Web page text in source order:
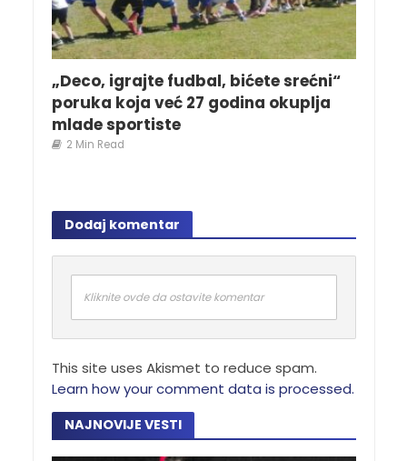
„Deco, igrajte fudbal, bićete srećni“
poruka koja već 27 godina okuplja
mlade sportiste
2 Min Read
Dodaj komentar
Kliknite ovde da ostavite komentar
This site uses Akismet to reduce spam.
Learn how your comment data is processed.
NAJNOVIJE VESTI